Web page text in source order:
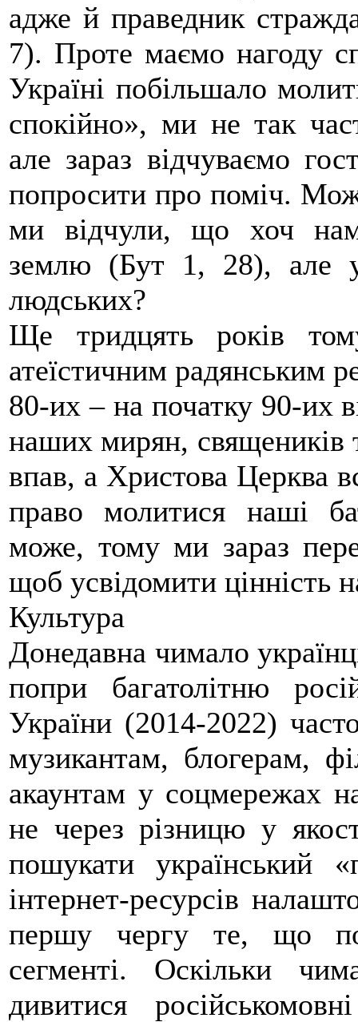
адже й праведник
7). Проте маємо нагоду
Україні побільшало
спокійно», ми не так
але зараз відчуваємо
попросити про поміч.
ми відчули, що хоч нам
землю (Бут 1, 28), але
людських?
Ще тридцять років
атеїстичним радянським
80-их – на початку 90-их
наших мирян, священиків
впав, а Христова Церква
право молитися наші
може, тому ми зараз
щоб усвідомити цінність
Культура
Донедавна чимало
попри багатолітню
України (2014-2022)
музикантам, блогерам,
акаунтам у соцмережах
не через різницю у
пошукати український
інтернет-ресурсів
першу чергу те, що
сегменті. Оскільки
дивитися